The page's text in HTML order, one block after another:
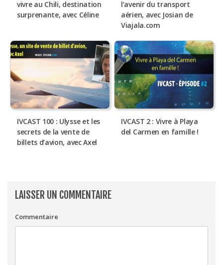
vivre au Chili, destination
surprenante, avec Céline
l’avenir du transport
aérien, avec Josian de
Viajala.com
IVCAST 100 : Ulysse et les
secrets de la vente de
billets d’avion, avec Axel
IVCAST 2 : Vivre à Playa
del Carmen en famille !
LAISSER UN COMMENTAIRE
Commentaire